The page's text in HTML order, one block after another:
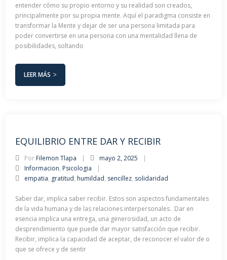
entender cómo su propio entorno y su realidad son creados,
principalmente por su propia mente. Aquí el paradigma consiste en
transformar la Mente y dejar de ser una persona limitada para
poder convertirse en una persona con una mentalidad llena de
posibilidades, soltando
LEER MÁS
EQUILIBRIO ENTRE DAR Y RECIBIR
Por Filemon Tlapa
mayo 2, 2025
Informacion, Psicologia
empatia, gratitud, humildad, sencillez, solidaridad
Saber dar, implica saber recibir. Estos son aspectos fundamentales
de la vida humana y de las relaciones interpersonales. Dar en
esencia implica una entrega, una generosidad, un acto de
desprendimiento que puede dar mayor satisfacción que recibir.
Recibir, implica la capacidad de aceptar, de reconocer el valor de o
que se ofrece y de sentir